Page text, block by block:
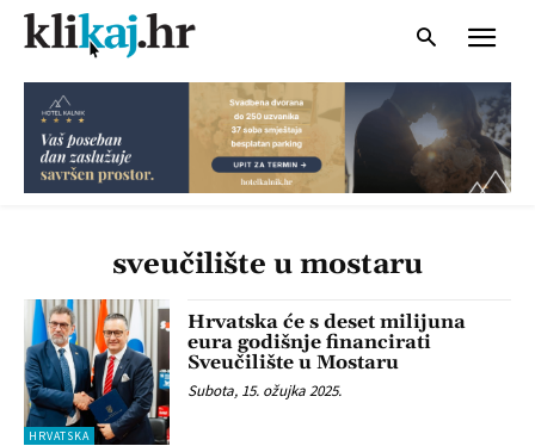
sveučilište u mostaru
HRVATSKA
Hrvatska će s deset milijuna
eura godišnje financirati
Sveučilište u Mostaru
Subota, 15. ožujka 2025.